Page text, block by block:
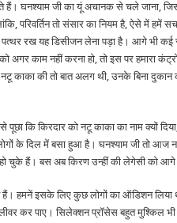
हैं। घनश्याम जी का यूं अचानक से चले जाना,
परिवर्तिन तो संसार का नियम है, ऐसे में हमें
पत्थर रख यह डिसीजन लेना पड़ा है। आगे भी कई
अगर काम नहीं करना हो, तो इस पर हमारा
काका की तो बात अलग थी, उनके बिना
कि किरदार को नटू काका का नाम क्यों
लोगों के दिल में बसा हुआ है। घनश्याम जी तो आज
चुके हैं। बस अब किरण उन्हीं की लेगेसी को आगे
हमनें इसके लिए कुछ लोगों का ऑडिशन लिया
कर पाए। सिलेक्शन प्रॉसेस बहुत मुश्किल भी